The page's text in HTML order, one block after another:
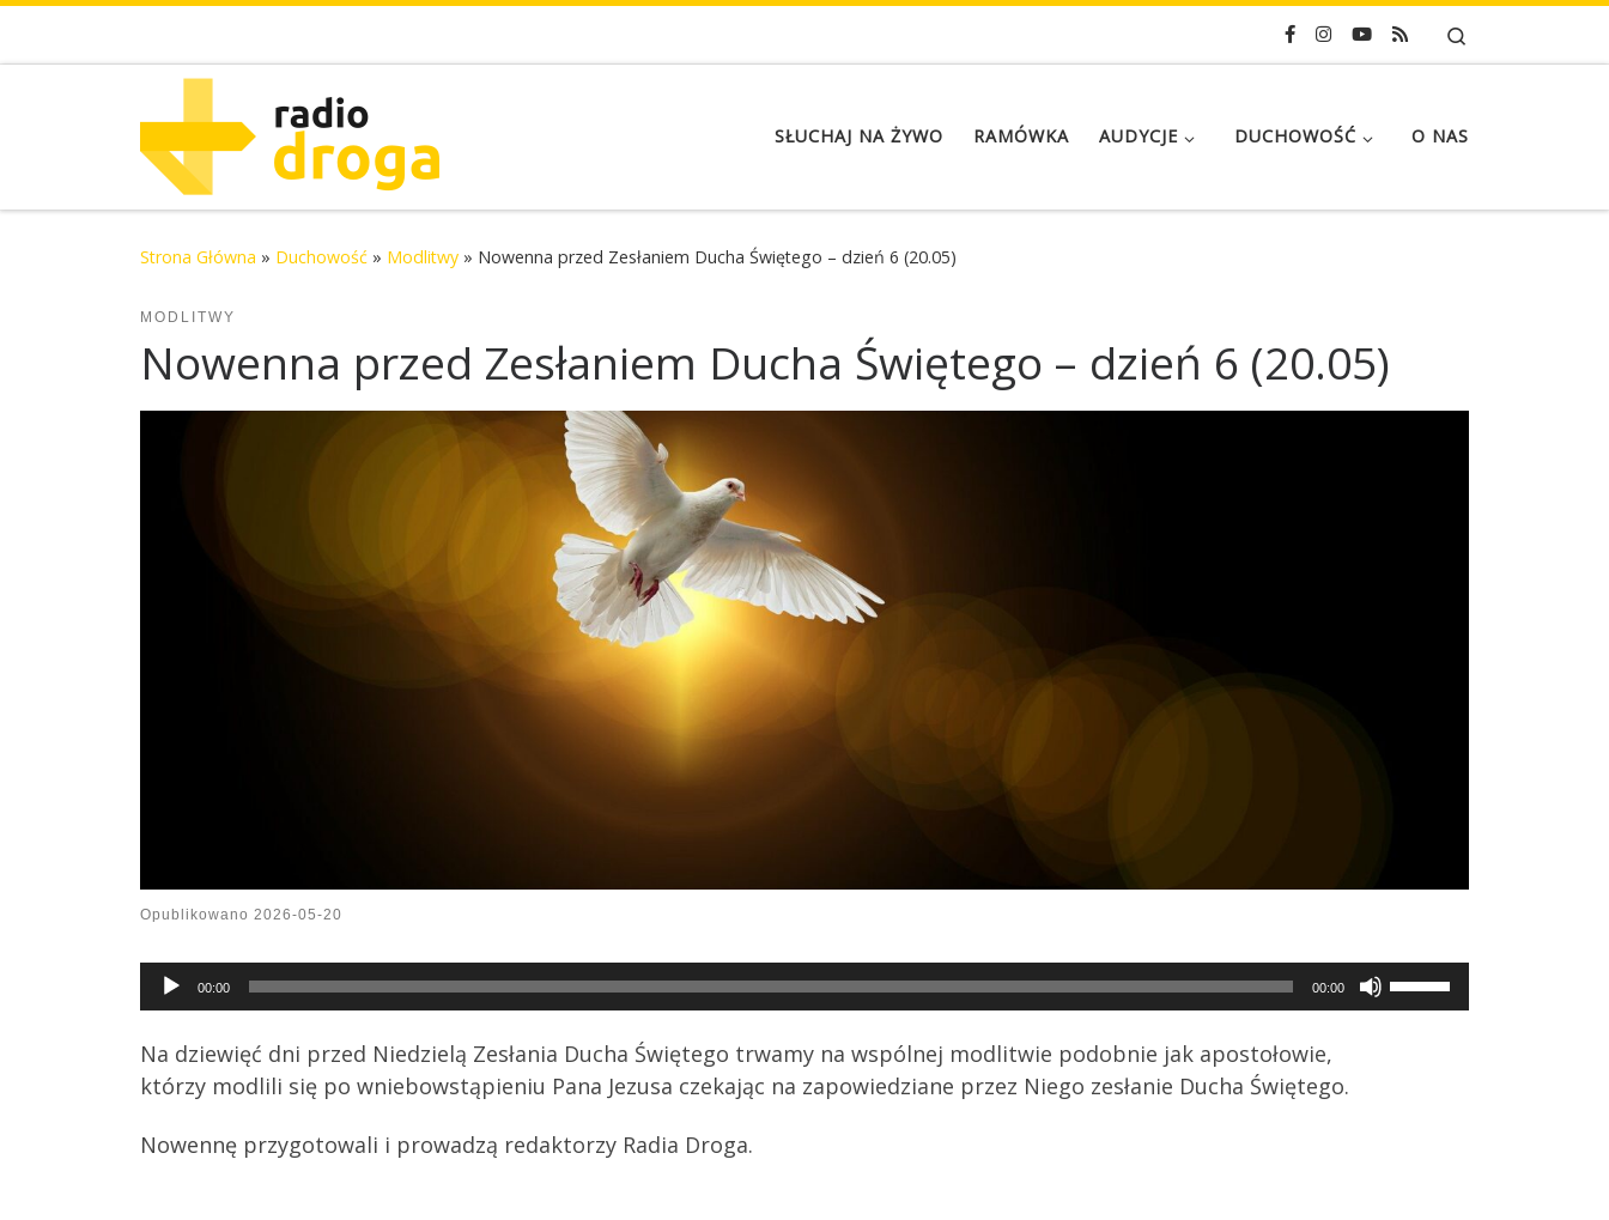
SŁUCHAJ NA ŻYWO RAMÓWKA AUDYCJE DUCHOWOŚĆ O NAS
Strona Główna » Duchowość » Modlitwy » Nowenna przed Zesłaniem Ducha Świętego – dzień 6 (20.05)
MODLITWY
Nowenna przed Zesłaniem Ducha Świętego – dzień 6 (20.05)
Opublikowano 2026-05-20
Audio
Player
00:00 00:00
Use
Up/Down
Na dziewięć dni przed Niedzielą Zesłania Ducha Świętego trwamy na wspólnej modlitwie podobnie jak apostołowie,
którzy modlili się po wniebowstąpieniu Pana Jezusa czekając na zapowiedziane przez Niego zesłanie Ducha Świętego.
Nowennę przygotowali i prowadzą redaktorzy Radia Droga.